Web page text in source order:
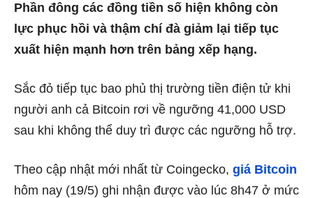
Phần đông các đồng tiền số hiện không còn
lực phục hồi và thậm chí đà giảm lại tiếp tục
xuất hiện mạnh hơn trên bảng xếp hạng.
Sắc đỏ tiếp tục bao phủ thị trường tiền điện tử khi
người anh cả Bitcoin rơi về ngưỡng 41,000 USD
sau khi không thể duy trì được các ngưỡng hỗ trợ.
Theo cập nhật mới nhất từ Coingecko, giá Bitcoin
hôm nay (19/5) ghi nhận được vào lúc 8h47 ở mức